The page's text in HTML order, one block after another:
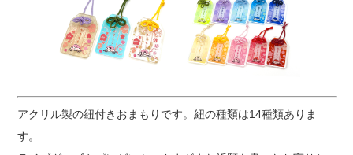
アクリル製の紐付きおまもりです。紐の種類は14種類ありま
す。